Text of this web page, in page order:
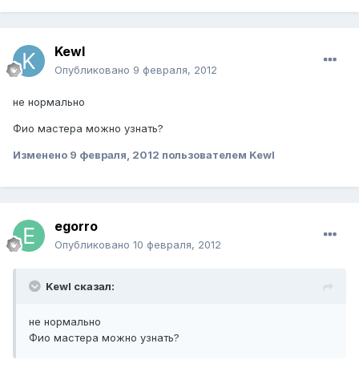
Kewl
Опубликовано 9 февраля, 2012
не нормально
Фио мастера можно узнать?
Изменено 9 февраля, 2012 пользователем Kewl
egorro
Опубликовано 10 февраля, 2012
Kewl сказал:
не нормально
Фио мастера можно узнать?